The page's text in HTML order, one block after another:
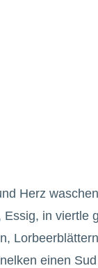
Herz
Essig, in viertle
einen